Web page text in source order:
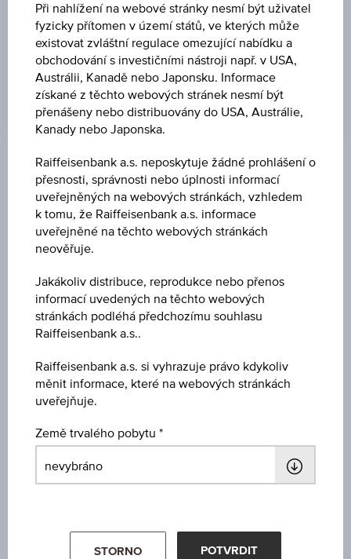
14.02.2024
DEN SPLATNOSTI
13.02.2026
Klíčové údaje
Název
10 % US-Technologie Plus Aktienanleihe 2
ISIN / WKN
AT0000A39GF9 / RC1CCJ
Worst of Basket
-
Míra participace
Při nahlížení na webové stránky nesmí být uživatel
fyzicky přítomen v území států, ve kterých může
existovat zvláštní regulace omezující nabídku a
obchodování s investičními nástroji např. v USA,
Austrálii, Kanadě nebo Japonsku. Informace
získané z těchto webových stránek nesmí být
přenášeny nebo distribuovány do USA, Austrálie,
Kanady nebo Japonska.
Raiffeisenbank a.s. neposkytuje žádné prohlášení o
přesnosti, správnosti nebo úplnosti informací
uveřejněných na webových stránkách, vzhledem
k tomu, že Raiffeisenbank a.s. informace
uveřejněné na těchto webových stránkách
neověřuje.
Jakákoliv distribuce, reprodukce nebo přenos
informací uvedených na těchto webových
stránkách podléhá předchozímu souhlasu
Raiffeisenbank a.s..
Raiffeisenbank a.s. si vyhrazuje právo kdykoliv
měnit informace, které na webových stránkách
uveřejňuje.
Země trvalého pobytu
STORNO POTVRDIT